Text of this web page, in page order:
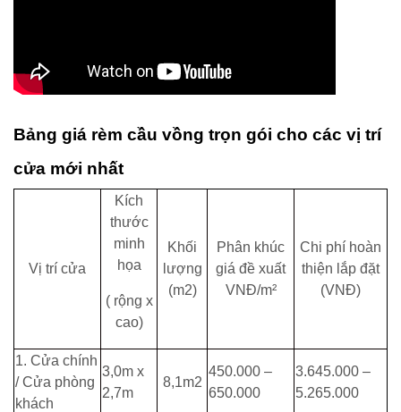
Bảng giá rèm cầu vồng trọn gói cho các vị trí
cửa mới nhất
Vị trí cửa
Kích
thước
minh
họa
( rộng x
cao)
Khối
lượng
(m2)
Phân khúc
giá đề xuất
VNĐ/m²
Chi phí hoàn
thiện lắp đặt
(VNĐ)
1. Cửa chính
/ Cửa phòng
khách
3,0m x
2,7m
8,1m2
450.000 –
650.000
3.645.000 –
5.265.000